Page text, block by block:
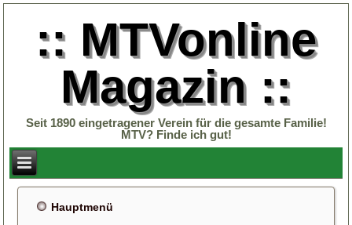
:: MTVonline
Magazin ::
Seit 1890 eingetragener Verein für die gesamte Familie!
MTV? Finde ich gut!
Hauptmenü